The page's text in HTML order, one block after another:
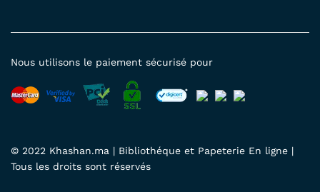
© 2022 Khashan.ma | Bibliothéque et Papeterie En ligne |
Tous les droits sont réservés
Nous utilisons le paiement sécurisé pour